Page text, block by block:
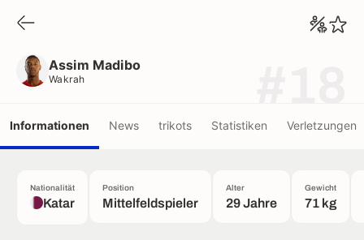
Assim Madibo
Wakrah
Informationen News trikots Statistiken Verletzungen
Nationalität
Katar
Position
Mittelfeldspieler
Alter
29 Jahre
Gewicht
71 kg